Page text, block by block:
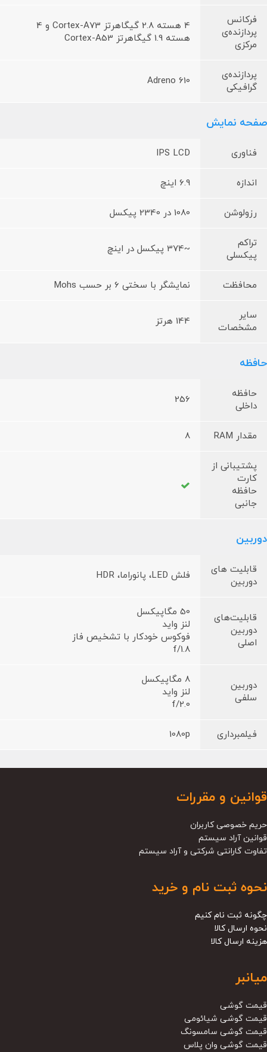
فرکانس
پردازنده‌ی
مرکزی
4 هسته 2.8 گیگاهرتز Cortex-A73 و 4
هسته 1.9 گیگاهرتز Cortex-A53
پردازنده‌ی
گرافیکی
Adreno 610
صفحه نمایش
فناوری IPS LCD
اندازه 6.9 اینچ
رزولوشن 1080 در 2340 پیکسل
تراکم
پیکسلی
~374 پیکسل در اینچ
محافظت نمایشگر با سختی 6 بر حسب Mohs
سایر
مشخصات
144 هرتز
حافظه
حافظه
داخلی
256
مقدار RAM 8
پشتیبانی از
کارت
حافظه
جانبی
دوربین
قابلیت های
دوربین
فلش LED، پانوراما، HDR
قابلیت‌های
دوربین
اصلی
50 مگاپیکسل
لنز واید
فوکوس خودکار با تشخیص فاز
f/1.8
دوربین
سلفی
8 مگاپیکسل
لنز واید
f/2.0
فیلمبرداری 1080p
قوانین و مقررات
حریم خصوصی کاربران
قوانین آراد سیستم
تفاوت گارانتی شرکتی و آراد سیستم
نحوه ثبت نام و خرید
چگونه ثبت نام کنیم
نحوه ارسال کالا
هزینه ارسال کالا
میانبر
قیمت گوشی
قیمت گوشی شیائومی
قیمت گوشی سامسونگ
قیمت گوشی وان پلاس